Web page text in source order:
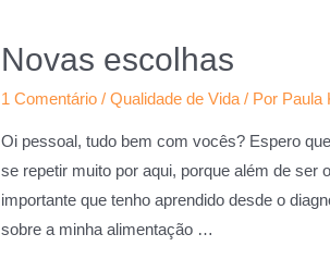
Novas escolhas
1 Comentário /Qualidade de Vida / Por Paula
Oi pessoal, tudo bem com vocês? Espero
se repetir muito por aqui, porque além de ser
importante que tenho aprendido desde o
sobre a minha alimentação …